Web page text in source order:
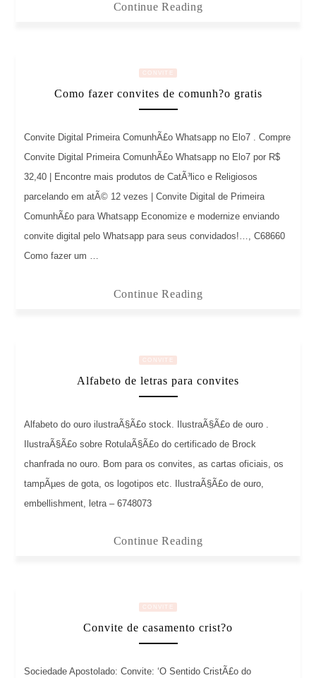
Continue Reading
CONVITE
Como fazer convites de comunh?o gratis
Convite Digital Primeira ComunhÃ£o Whatsapp no Elo7 . Compre
Convite Digital Primeira ComunhÃ£o Whatsapp no Elo7 por R$
32,40 | Encontre mais produtos de CatÃ³lico e Religiosos
parcelando em atÃ© 12 vezes | Convite Digital de Primeira
ComunhÃ£o para Whatsapp Economize e modernize enviando
convite digital pelo Whatsapp para seus convidados!…, C68660
Como fazer um …
Continue Reading
CONVITE
Alfabeto de letras para convites
Alfabeto do ouro ilustraÃ§Ã£o stock. IlustraÃ§Ã£o de ouro .
IlustraÃ§Ã£o sobre RotulaÃ§Ã£o do certificado de Brock
chanfrada no ouro. Bom para os convites, as cartas oficiais, os
tampÃµes de gota, os logotipos etc. IlustraÃ§Ã£o de ouro,
embellishment, letra – 6748073
Continue Reading
CONVITE
Convite de casamento crist?o
Sociedade Apostolado: Convite: ‘O Sentido CristÃ£o do